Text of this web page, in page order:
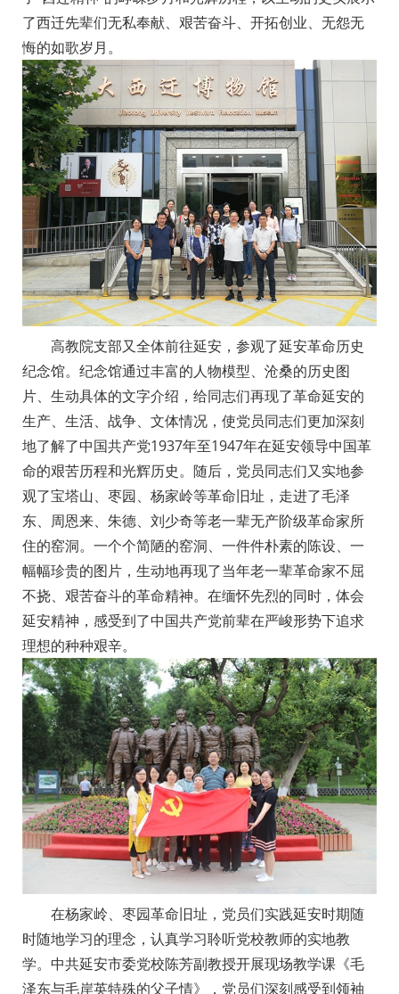
了西迁先辈们无私奉献、艰苦奋斗、开拓创业、无怨无
悔的如歌岁月。
高教院支部又全体前往延安，参观了延安革命历史
纪念馆。纪念馆通过丰富的人物模型、沧桑的历史图
片、生动具体的文字介绍，给同志们再现了革命延安的
生产、生活、战争、文体情况，使党员同志们更加深刻
地了解了中国共产党1937年至1947年在延安领导中国革
命的艰苦历程和光辉历史。随后，党员同志们又实地参
观了宝塔山、枣园、杨家岭等革命旧址，走进了毛泽
东、周恩来、朱德、刘少奇等老一辈无产阶级革命家所
住的窑洞。一个个简陋的窑洞、一件件朴素的陈设、一
幅幅珍贵的图片，生动地再现了当年老一辈革命家不屈
不挠、艰苦奋斗的革命精神。在缅怀先烈的同时，体会
延安精神，感受到了中国共产党前辈在严峻形势下追求
理想的种种艰辛。
在杨家岭、枣园革命旧址，党员们实践延安时期随
时随地学习的理念，认真学习聆听党校教师的实地教
学。中共延安市委党校陈芳副教授开展现场教学课《毛
泽东与毛岸英特殊的父子情》，党员们深刻感受到领袖